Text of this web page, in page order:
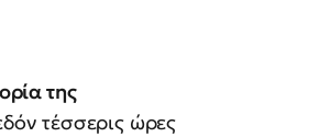
της
τέσσερις ώρες